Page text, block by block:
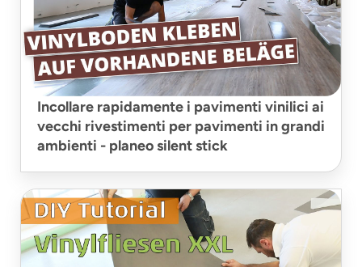
Incollare rapidamente i pavimenti vinilici ai
vecchi rivestimenti per pavimenti in grandi
ambienti - planeo silent stick